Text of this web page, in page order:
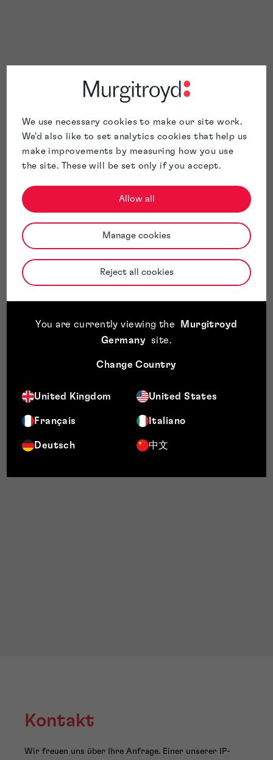
We use necessary cookies to make our site work.
We'd also like to set analytics cookies that help us
make improvements by measuring how you use
the site. These will be set only if you accept.
Allow all
Manage cookies
Reject all cookies
You are currently viewing the
Murgitroyd
Germany
site.
Change Country
United Kingdom United States
Français Italiano
Deutsch 中文
Kontakt
Wir freuen uns über Ihre Anfrage. Einer unserer IP-